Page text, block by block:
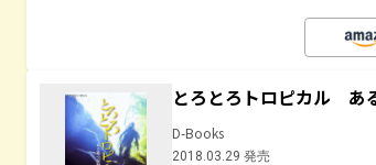
とろとろトロピカル あ
D-Books
2018.03.29 発売